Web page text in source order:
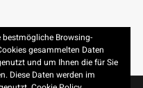
bestmögliche Browsing-
gesammelten Daten
und um Ihnen die für Sie
Diese Daten werden im